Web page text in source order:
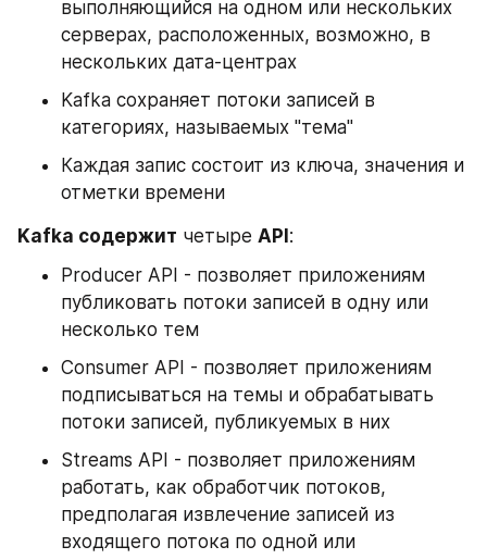
выполняющийся на одном или нескольких
серверах, расположенных, возможно, в
нескольких дата-центрах
Kafka сохраняет потоки записей в
категориях, называемых "тема"
Каждая запис состоит из ключа, значения и
отметки времени
Kafka содержит четыре API :
Producer API - позволяет приложениям
публиковать потоки записей в одну или
несколько тем
Consumer API - позволяет приложениям
подписываться на темы и обрабатывать
потоки записей, публикуемых в них
Streams API - позволяет приложениям
работать, как обработчик потоков,
предполагая извлечение записей из
входящего потока по одной или